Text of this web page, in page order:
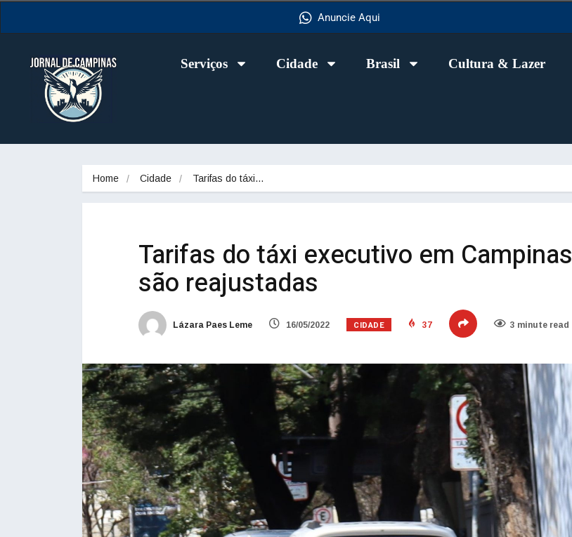
Anuncie Aqui
Serviços Cidade Brasil Cultura & Lazer
Home Cidade Tarifas do táxi…
Tarifas do táxi executivo em Campinas
são reajustadas
Lázara Paes Leme 16/05/2022 CIDADE 37 3 minute read